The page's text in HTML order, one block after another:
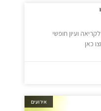
ועיון חופשי
אירועים